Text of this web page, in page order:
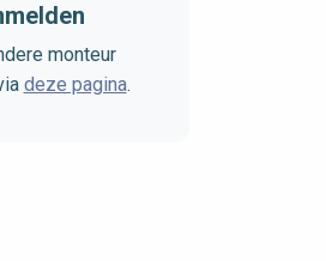
monteur
deze pagina.